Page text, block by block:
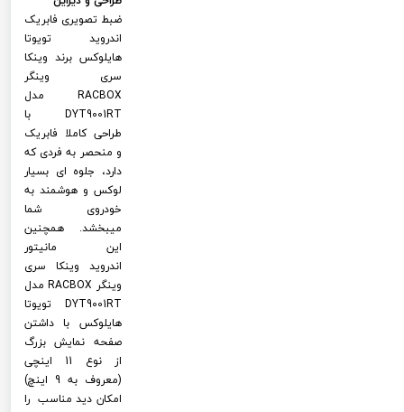
ضبط تصویری فابریک
اندروید تویوتا
هایلوکس برند وینکا
سری وینگر
RACBOX مدل
DYT9001RT با
طراحی کاملا فابریک
و منحصر به فردی که
دارد، جلوه ای بسیار
لوکس و هوشمند به
خودروی شما
میبخشد. همچنین
این مانیتور
اندروید وینکا سری
وینگر RACBOX مدل
DYT9001RT تویوتا
هایلوکس با داشتن
صفحه نمایش بزرگ
از نوع 11 اینچی
(معروف به 9 اینچ)
امکان دید مناسب را